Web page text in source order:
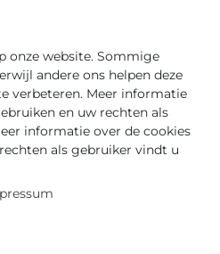
8499,00 *
Jewelry -
*incl. totaal Btw.
onze website. Sommige
andere ons helpen deze
verbeteren. Meer informatie
en uw rechten als
informatie over de cookies
als gebruiker vindt u